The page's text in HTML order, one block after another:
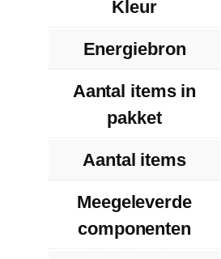
Kleur
Energiebron
Aantal items in
pakket
Aantal items
Meegeleverde
componenten